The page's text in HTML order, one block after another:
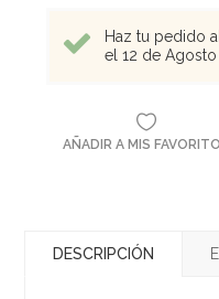
Haz tu pedido
el 12 de
AÑADIR A MIS
DESCRIPCIÓN